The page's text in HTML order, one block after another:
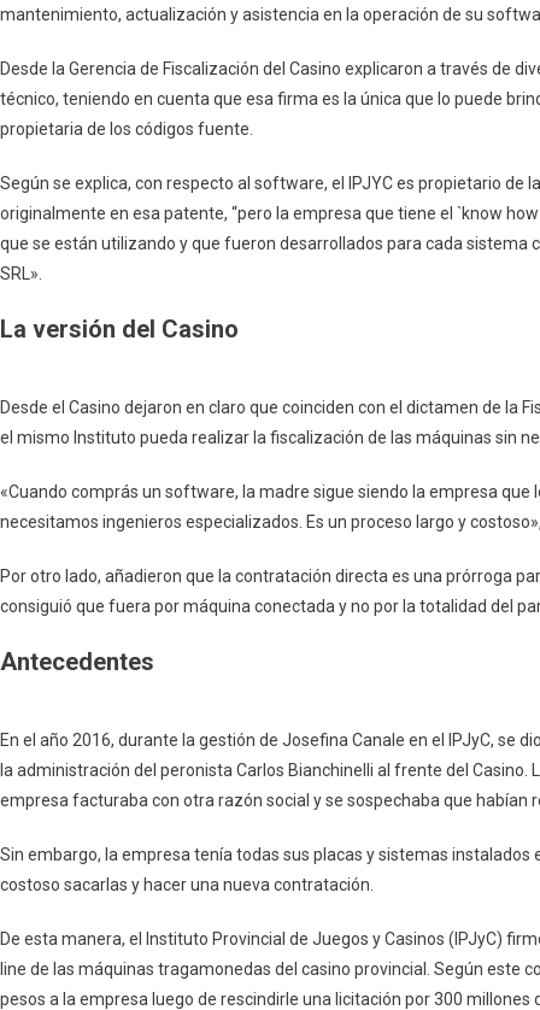
mantenimiento, actualización y asistencia en la operación de su
Desde la Gerencia de Fiscalización del Casino explicaron a través de
técnico, teniendo en cuenta que esa firma es la única que lo puede
propietaria de los códigos fuente.
Según se explica, con respecto al software, el IPJYC es propietario de
originalmente en esa patente, “pero la empresa que tiene el `know
que se están utilizando y que fueron desarrollados para cada sistema
SRL».
La versión del Casino
Desde el Casino dejaron en claro que coinciden con el dictamen de la
el mismo Instituto pueda realizar la fiscalización de las máquinas sin
«Cuando comprás un software, la madre sigue siendo la empresa que
necesitamos ingenieros especializados. Es un proceso largo y
Por otro lado, añadieron que la contratación directa es una prórroga
consiguió que fuera por máquina conectada y no por la totalidad del
Antecedentes
En el año 2016, durante la gestión de Josefina Canale en el IPJyC, se
la administración del peronista Carlos Bianchinelli al frente del
empresa facturaba con otra razón social y se sospechaba que
Sin embargo, la empresa tenía todas sus placas y sistemas instalados
costoso sacarlas y hacer una nueva contratación.
De esta manera, el Instituto Provincial de Juegos y Casinos (IPJyC)
line de las máquinas tragamonedas del casino provincial. Según este
pesos a la empresa luego de rescindirle una licitación por 300